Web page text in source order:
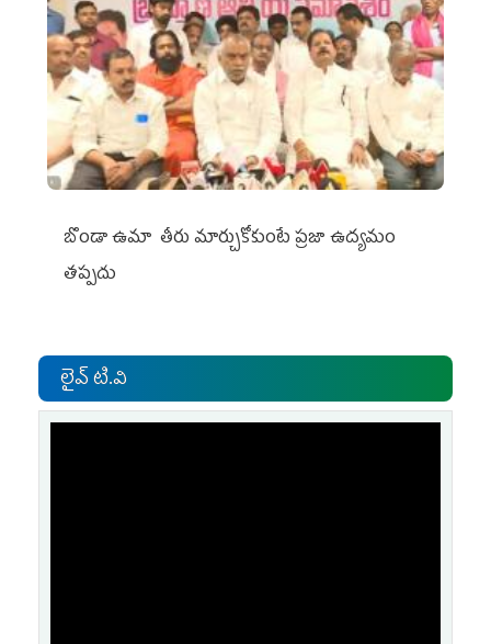
బొండా ఉమా తీరు మార్చుకోకుంటే ప్రజా ఉద్యమం
తప్పదు
లైవ్ టి.వి